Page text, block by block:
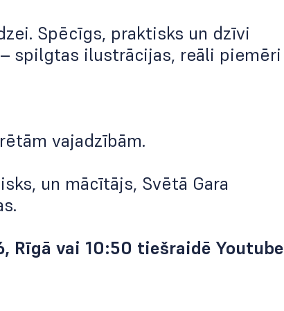
Spēcīgs, praktisks un dzīvi
spilgtas ilustrācijas, reāli piemēri
vajadzībām.
un mācītājs, Svētā Gara
Rīgā vai 10:50 tiešraidē Youtube